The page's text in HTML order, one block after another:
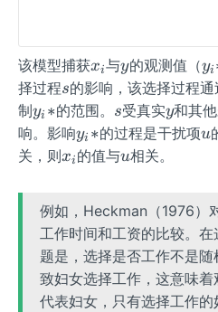
该模型捕获x_
{i}
xi与y
y的观测值（
*
yi
择过程s
s的影响，该选择过程
制y_
{i}
yi ∗的范围。 s
s受真实y
y和其
响。影响y_
{i}
yi ∗的过程是干扰项u
u
关，则x_
xi 的值与u
u相关。
例如，Heckman（1976）
工作时间和工资的比较。
题是，选择是否工作不是
致妇女选择工作，这意味
代表妇女，只有选择工作